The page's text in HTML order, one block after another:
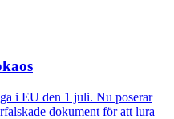
i EU den 1 juli. Nu poserar
dokument för att lura